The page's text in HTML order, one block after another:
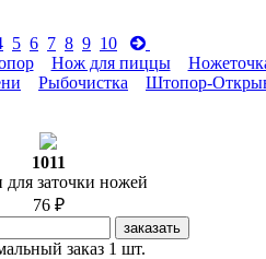
5 6 7 8 9 10
Нож для пиццы
Рыбочистка Штопор-
1011
для заточки ножей
76 ₽
заказать
заказ 1 шт.